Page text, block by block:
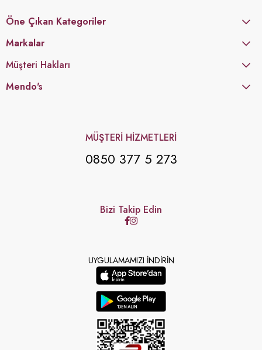
Öne Çıkan Kategoriler
Markalar
Müşteri Hakları
Mendo's
MÜŞTERİ HİZMETLERİ
0850 377 5 273
Bizi Takip Edin
UYGULAMAMIZI İNDİRİN